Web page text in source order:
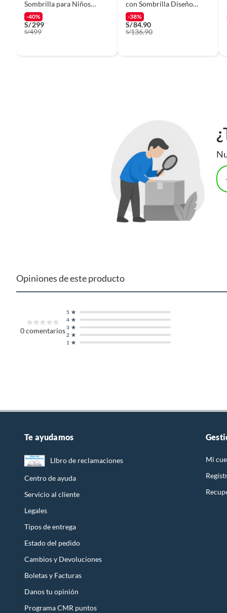
Número de personas
Sombrilla para Niños
«TAVOLO»
-40%
S/299
S/499
con Sombrilla Diseño
Tiburón Celeste XC6
-38%
S/84.90
S/136.90
Opiniones de este producto
0comentarios
1
2
3
4
5
Te ayudamos
LIbro de reclamaciones
Centro de ayuda
Servicio al cliente
Legales
Tipos de entrega
Estado del pedido
Cambios y Devoluciones
Boletas y Facturas
Danos tu opinión
Programa CMR puntos
Mi